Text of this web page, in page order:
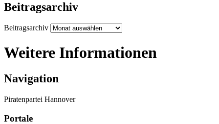
Beitragsarchiv
Beitragsarchiv
Weitere Informationen
Navigation
Piratenpartei Hannover
Portale